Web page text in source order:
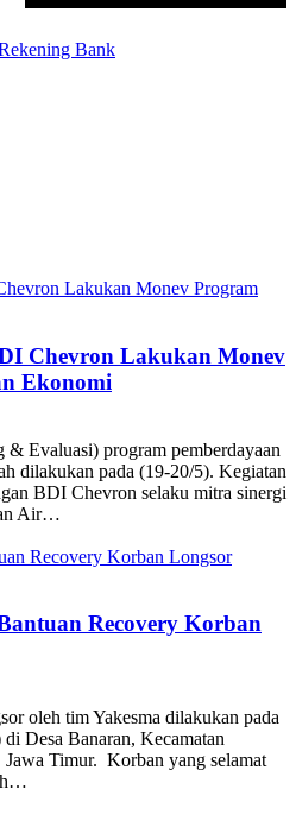
Bank
Chevron Lakukan Monev
Ekonomi
Evaluasi) program pemberdayaan
dilakukan pada (19-20/5). Kegiatan
BDI Chevron selaku mitra sinergi
Air…
Recovery Korban
oleh tim Yakesma dilakukan pada
Desa Banaran, Kecamatan
Timur. Korban yang selamat